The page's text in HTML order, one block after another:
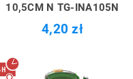
10,5CM N TG-INA105N
4,20 zł